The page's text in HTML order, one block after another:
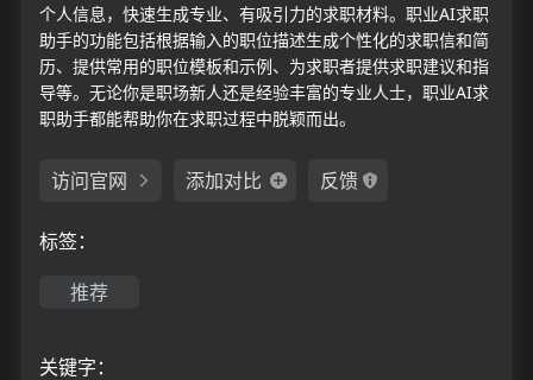
个人信息，快速生成专业、有吸引力的求职材料。职业AI求职
助手的功能包括根据输入的职位描述生成个性化的求职信和简
历、提供常用的职位模板和示例、为求职者提供求职建议和指
导等。无论你是职场新人还是经验丰富的专业人士，职业AI求
职助手都能帮助你在求职过程中脱颖而出。
访问官网 添加对比 反馈
标签：
推荐
关键字：